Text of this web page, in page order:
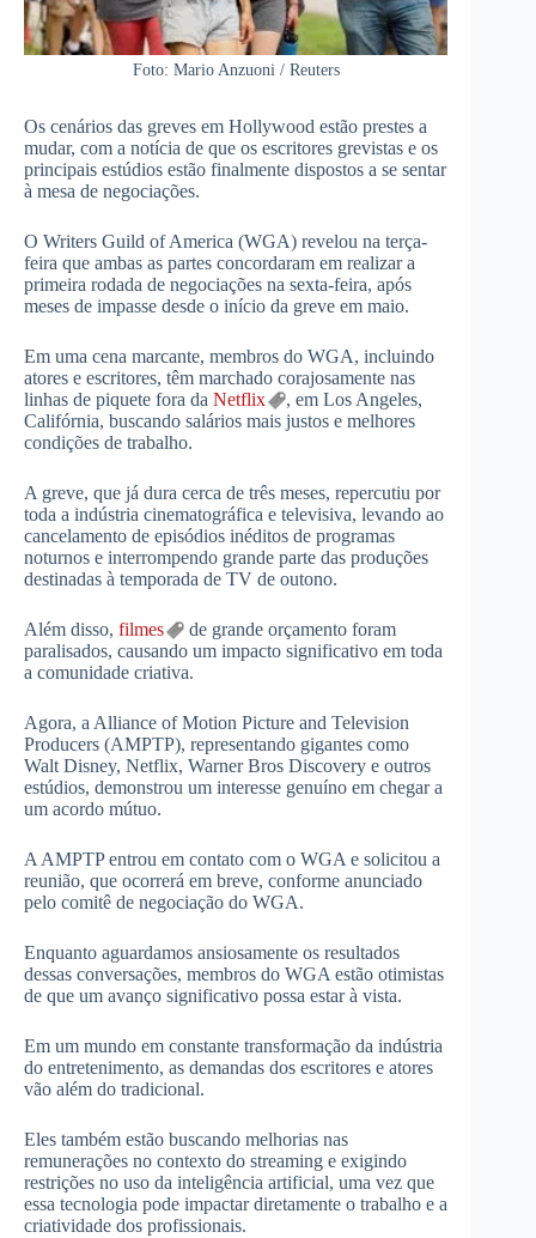
Foto: Mario Anzuoni / Reuters
Os cenários das greves em Hollywood estão prestes a
mudar, com a notícia de que os escritores grevistas e os
principais estúdios estão finalmente dispostos a se sentar
à mesa de negociações.
O Writers Guild of America (WGA) revelou na terça-
feira que ambas as partes concordaram em realizar a
primeira rodada de negociações na sexta-feira, após
meses de impasse desde o início da greve em maio.
Em uma cena marcante, membros do WGA, incluindo
atores e escritores, têm marchado corajosamente nas
linhas de piquete fora da Netflix
, em Los Angeles,
Califórnia, buscando salários mais justos e melhores
condições de trabalho.
A greve, que já dura cerca de três meses, repercutiu por
toda a indústria cinematográfica e televisiva, levando ao
cancelamento de episódios inéditos de programas
noturnos e interrompendo grande parte das produções
destinadas à temporada de TV de outono.
Além disso, filmes
de grande orçamento foram
paralisados, causando um impacto significativo em toda
a comunidade criativa.
Agora, a Alliance of Motion Picture and Television
Producers (AMPTP), representando gigantes como
Walt Disney, Netflix, Warner Bros Discovery e outros
estúdios, demonstrou um interesse genuíno em chegar a
um acordo mútuo.
A AMPTP entrou em contato com o WGA e solicitou a
reunião, que ocorrerá em breve, conforme anunciado
pelo comitê de negociação do WGA.
Enquanto aguardamos ansiosamente os resultados
dessas conversações, membros do WGA estão otimistas
de que um avanço significativo possa estar à vista.
Em um mundo em constante transformação da indústria
do entretenimento, as demandas dos escritores e atores
vão além do tradicional.
Eles também estão buscando melhorias nas
remunerações no contexto do streaming e exigindo
restrições no uso da inteligência artificial, uma vez que
essa tecnologia pode impactar diretamente o trabalho e a
criatividade dos profissionais.